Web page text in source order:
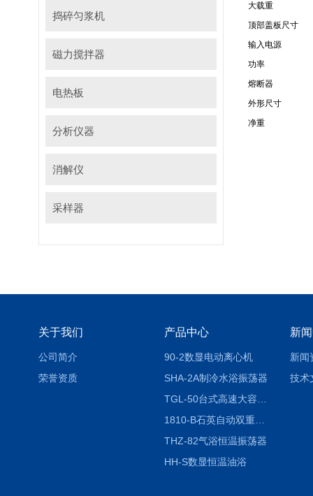
捣碎匀浆机
磁力搅拌器
电热板
分析仪器
消解仪
采样器
大载重
顶部盖板尺寸
输入电源
功率
熔断器
外形尺寸
净重
关于我们
公司简介
荣誉资质
产品中心
90-2数显电动离心机
SHA-2A制冷水浴振荡器
1810-B石英自动双重纯水蒸馏水器
THZ-82气浴恒温振荡器
HH-S数显恒温油浴
新
新闻
技术